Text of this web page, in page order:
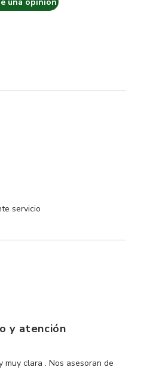
servicio
content
y atención
clara . Nos asesoran de
content Atención personalizada y